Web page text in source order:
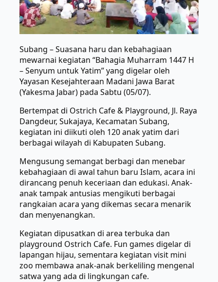
Subang – Suasana haru dan kebahagiaan
mewarnai kegiatan “Bahagia Muharram 1447 H
– Senyum untuk Yatim” yang digelar oleh
Yayasan Kesejahteraan Madani Jawa Barat
(Yakesma Jabar) pada Sabtu (05/07).
Bertempat di Ostrich Cafe & Playground, Jl. Raya
Dangdeur, Sukajaya, Kecamatan Subang,
kegiatan ini diikuti oleh 120 anak yatim dari
berbagai wilayah di Kabupaten Subang.
Mengusung semangat berbagi dan menebar
kebahagiaan di awal tahun baru Islam, acara ini
dirancang penuh keceriaan dan edukasi. Anak-
anak tampak antusias mengikuti berbagai
rangkaian acara yang dikemas secara menarik
dan menyenangkan.
Kegiatan dipusatkan di area terbuka dan
playground Ostrich Cafe. Fun games digelar di
lapangan hijau, sementara kegiatan visit mini
zoo membawa anak-anak berkeliling mengenal
satwa yang ada di lingkungan cafe.